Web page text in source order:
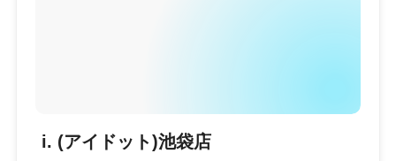
i. (アイドット)池袋店